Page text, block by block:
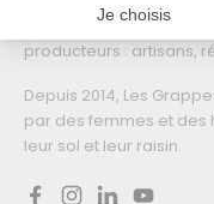
Je choisis
Axeptio consent
Plateforme de Gestion du
Notre plateforme vous permet
Les Grappes est le
producteurs : artisans,
Depuis 2014, Les
par des femmes et
leur sol et leur raisin.